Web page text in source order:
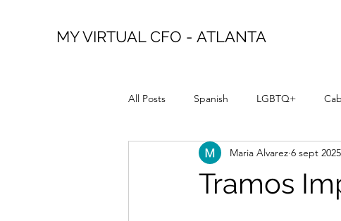
MY VIRTUAL CFO - ATLANTA
All Posts Spanish LGBTQ+
Tramos
Maria Alvarez 6 sept 2025